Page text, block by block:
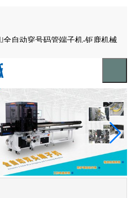
全自动穿号码管端子机-钜鹿机械